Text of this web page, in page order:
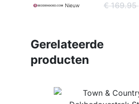
Nieuw € 169.95
Gerelateerde
producten